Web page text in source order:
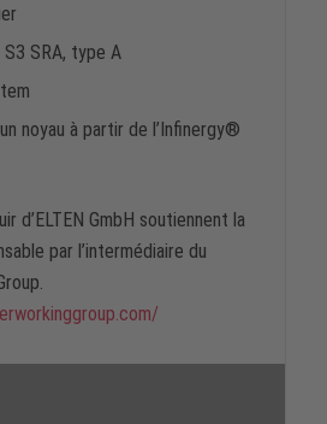
S3 SRA, type A
noyau à partir de l’Infinergy®
d’ELTEN GmbH soutiennent la
par l’intermédiaire du